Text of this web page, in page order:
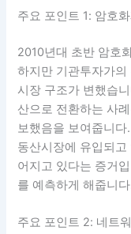
주요 포인트 1: 암호
2010년대 초반 암호
하지만 기관투자가
시장 구조가 변했습
산으로 전환하는 사
보했음을 보여줍니
동산시장에 유입되
어지고 있다는 증거
를 예측하게 해줍니
주요 포인트 2: 네트